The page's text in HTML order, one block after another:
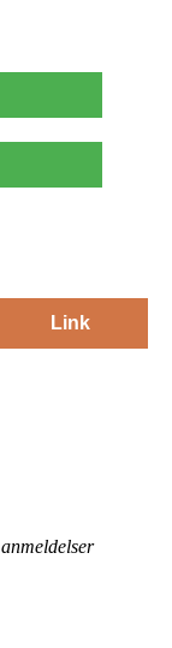
Link
anmeldelser